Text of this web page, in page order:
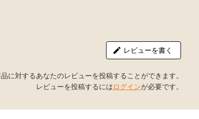
レビューを書く
に対するあなたのレビューを投稿することができます。
レビューを投稿するにはログインが必要です。